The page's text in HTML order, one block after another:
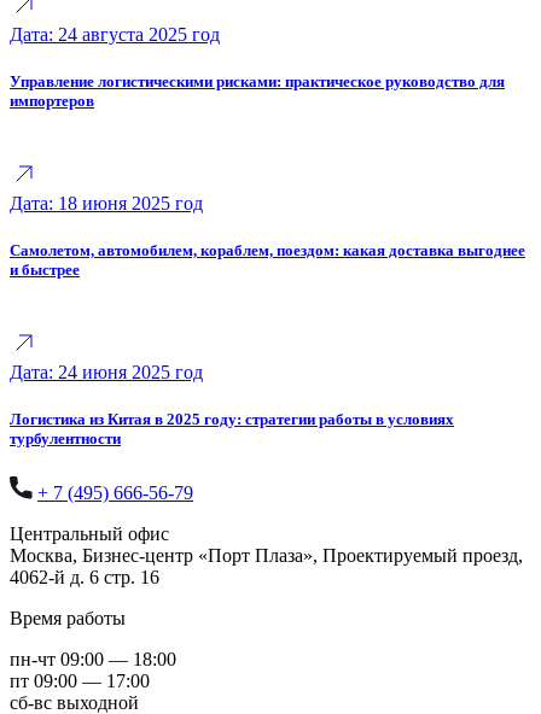
Дата: 24 августа 2025 год
Управление логистическими рисками: практическое руководство для
импортеров
Дата: 18 июня 2025 год
Самолетом, автомобилем, кораблем, поездом: какая доставка выгоднее
и быстрее
Дата: 24 июня 2025 год
Логистика из Китая в 2025 году: стратегии работы в условиях
турбулентности
+ 7 (495) 666-56-79
Центральный офис
Москва, Бизнес-центр «Порт Плаза», Проектируемый проезд,
4062-й д. 6 стр. 16
Время работы
пн-чт 09:00 — 18:00
пт 09:00 — 17:00
сб-вс выходной